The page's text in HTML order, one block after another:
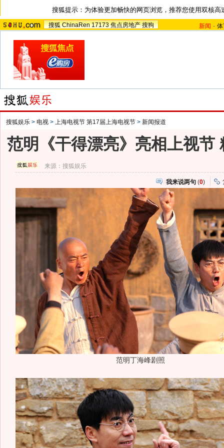
搜狐提示：为体验更加畅快的网页浏览，推荐您使用双核高
搜狐 ChinaRen 17173 焦点房地产 搜狗 新闻 -
搜狐娱乐 > 电视 > 上海电视节 第17届上海电视节 > 新闻报道
范明《干得漂亮》亮相上视节
来源：搜狐娱乐
我来说两句 (0)
范明丁海峰剧照